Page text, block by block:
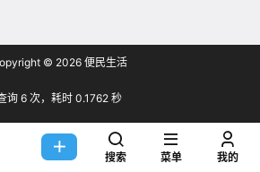
© 2026 便民生活
询 6 次，耗时 0.1762 秒
搜索 菜单 我的